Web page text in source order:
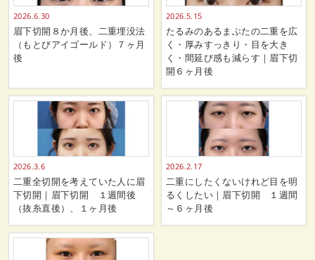
2026.6.30
眉下切開８か月後、二重埋没法
（もとびアイゴールド）７ヶ月
後
2026.5.15
たるみのあるまぶたの二重を広
く・厚みすっきり・目を大き
く・間延び感も減らす｜眉下切
開６ヶ月後
2026.3.6
二重全切開を考えていた人に眉
下切開｜眉下切開 １週間後
（抜糸直後）、１ヶ月後
2026.2.17
二重にしたくないけれど目を明
るくしたい｜眉下切開 １週間
～６ヶ月後